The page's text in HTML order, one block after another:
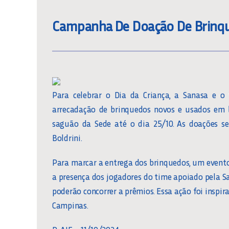
Campanha De Doação De
Para celebrar o Dia da Criança, a Sanasa e
arrecadação de brinquedos novos e usados
saguão da Sede até o dia 25/10. As doações
Boldrini.
Para marcar a entrega dos brinquedos, um
a presença dos jogadores do time apoiado pela
poderão concorrer a prêmios. Essa ação foi
Campinas.